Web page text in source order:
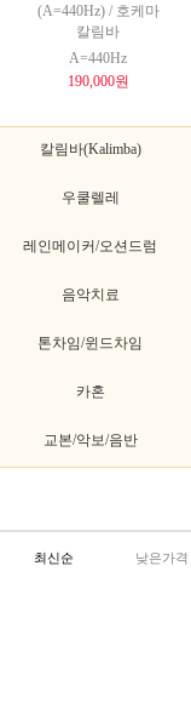
(A=440Hz) / 호케마
칼림바
A=440Hz
190,000원
칼림바(Kalimba)
우쿨렐레
레인메이커/오션드럼
음악치료
톤차임/윈드차임
카혼
교본/악보/음반
최신순 낮은가격